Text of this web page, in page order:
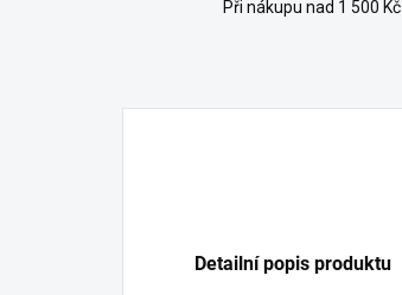
Při nákupu nad 1 500 Kč
Detailní popis produktu